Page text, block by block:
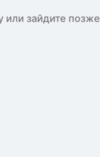
или зайдите позже